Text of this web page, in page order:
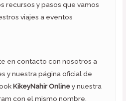
recursos y pasos que vamos
viajes a eventos
en contacto con nosotros a
y nuestra página oficial de
KikeyNahir Onliney nuestra
con el mismo nombre,